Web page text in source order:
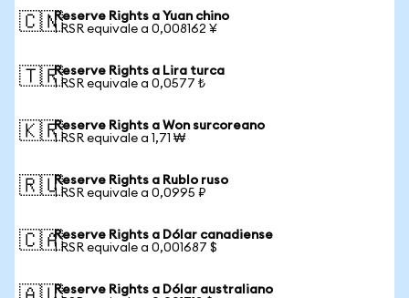
🇨🇳Reserve Rights a Yuan chino
1 RSR equivale a 0,008162 ¥
🇹🇷Reserve Rights a Lira turca
1 RSR equivale a 0,0577 ₺
🇰🇷Reserve Rights a Won surcoreano
1 RSR equivale a 1,71 ₩
🇷🇺Reserve Rights a Rublo ruso
1 RSR equivale a 0,0995 ₽
🇨🇦Reserve Rights a Dólar canadiense
1 RSR equivale a 0,001687 $
Reserve Rights a Dólar australiano